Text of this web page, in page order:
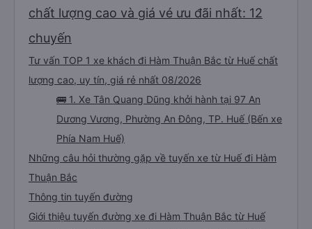
chất lượng cao và giá vé ưu đãi nhất: 12
chuyến
Tư vấn TOP 1 xe khách đi Hàm Thuận Bắc từ Huế chất
lượng cao, uy tín, giá rẻ nhất 08/2026
🚌 1. Xe Tân Quang Dũng khởi hành tại 97 An
Dương Vương, Phường An Đông, TP. Huế (Bến xe
Phía Nam Huế)
Những câu hỏi thường gặp về tuyến xe từ Huế đi Hàm
Thuận Bắc
Thông tin tuyến đường
Giới thiệu tuyến đường xe đi Hàm Thuận Bắc từ Huế